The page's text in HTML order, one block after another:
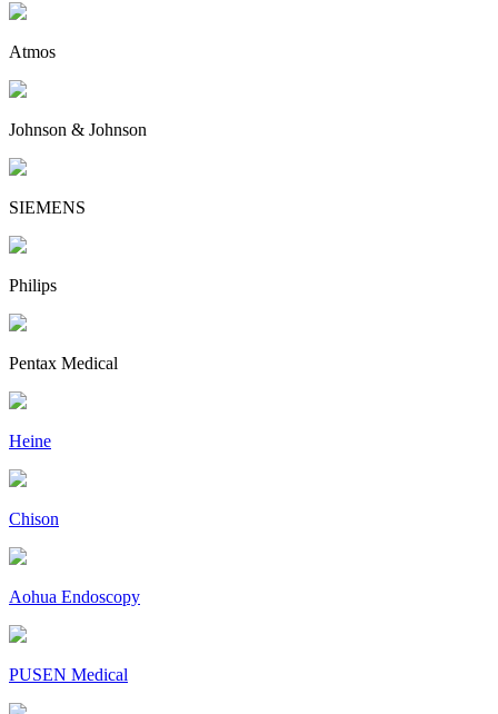
Atmos
Johnson & Johnson
SIEMENS
Philips
Pentax Medical
Heine
Chison
Aohua Endoscopy
PUSEN Medical